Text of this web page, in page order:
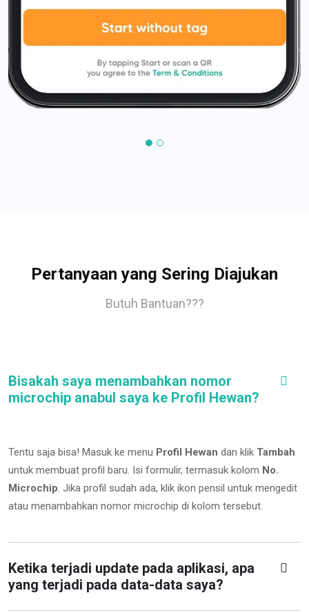
Pertanyaan yang Sering Diajukan
Butuh Bantuan???
Bisakah saya menambahkan nomor
microchip anabul saya ke Profil Hewan?
Tentu saja bisa! Masuk ke menu Profil Hewan dan klik Tambah
untuk membuat profil baru. Isi formulir, termasuk kolom No.
Microchip. Jika profil sudah ada, klik ikon pensil untuk mengedit
atau menambahkan nomor microchip di kolom tersebut.
Ketika terjadi update pada aplikasi, apa
yang terjadi pada data-data saya?